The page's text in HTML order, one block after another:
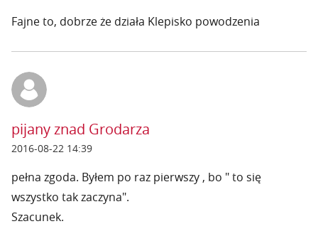
Fajne to, dobrze że działa Klepisko powodzenia
pijany znad Grodarza
2016-08-22 14:39
pełna zgoda. Byłem po raz pierwszy , bo " to się
wszystko tak zaczyna".
Szacunek.